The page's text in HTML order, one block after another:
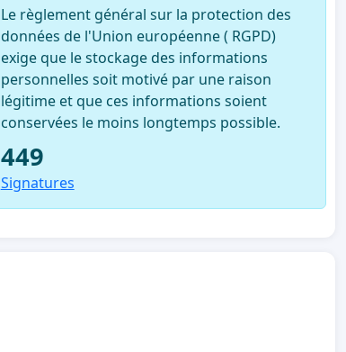
Le règlement général sur la protection des
données de l'Union européenne ( RGPD)
exige que le stockage des informations
personnelles soit motivé par une raison
légitime et que ces informations soient
conservées le moins longtemps possible.
449
Signatures